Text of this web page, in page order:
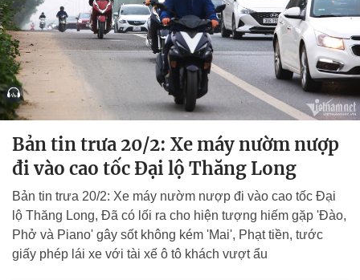
Bản tin trưa 20/2: Xe máy nườm nượp
đi vào cao tốc Đại lộ Thăng Long
Bản tin trưa 20/2: Xe máy nườm nượp đi vào cao tốc Đại
lộ Thăng Long, Đã có lối ra cho hiện tượng hiếm gặp 'Đào,
Phở và Piano' gây sốt không kém 'Mai', Phạt tiền, tước
giấy phép lái xe với tài xế ô tô khách vượt ẩu